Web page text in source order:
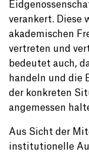
verankert. Diese
akademischen
vertreten und
bedeutet auch,
handeln und die
der konkreten
angemessen
Aus Sicht der
institutionelle